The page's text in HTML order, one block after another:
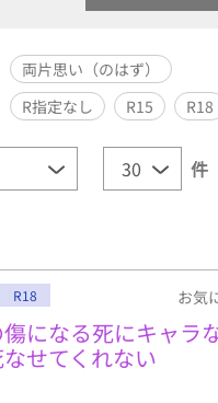
両片思い（のはず）
R指定なし R15 R18
件
R18 お気
になる死にキャラ
せてくれない